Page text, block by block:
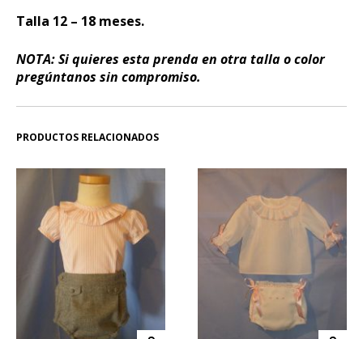
Talla 12 – 18 meses.
NOTA: Si quieres esta prenda en otra talla o color
pregúntanos sin compromiso.
PRODUCTOS RELACIONADOS